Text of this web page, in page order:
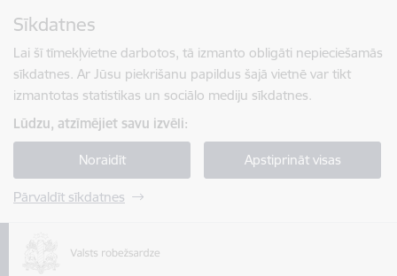
Sīkdatnes
Lai šī tīmekļvietne darbotos, tā izmanto obligāti nepieciešamās
sīkdatnes. Ar Jūsu piekrišanu papildus šajā vietnē var tikt
izmantotas statistikas un sociālo mediju sīkdatnes.
Lūdzu, atzīmējiet savu izvēli:
Noraidīt Apstiprināt visas
Pārvaldīt sīkdatnes